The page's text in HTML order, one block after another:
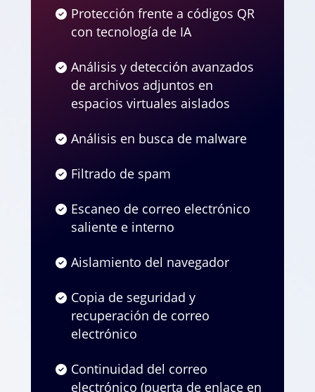
Protección frente a códigos QR
con tecnología de IA
Análisis y detección avanzados
de archivos adjuntos en
espacios virtuales aislados
Análisis en busca de malware
Filtrado de spam
Escaneo de correo electrónico
saliente e interno
Aislamiento del navegador
Copia de seguridad y
recuperación de correo
electrónico
Continuidad del correo
electrónico (puerta de enlace en